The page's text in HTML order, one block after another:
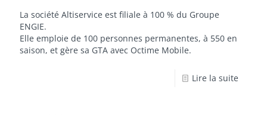
La société Altiservice est filiale à 100 % du Groupe
ENGIE.
Elle emploie de 100 personnes permanentes, à 550 en
saison, et gère sa GTA avec Octime Mobile.
Lire la suite